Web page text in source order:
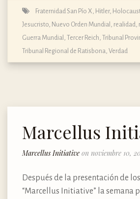
Fraternidad San Pío X, Hitler,
Jesucristo, Nuevo Orden Mundial , realidad,
Guerra Mundial , Tercer Reich, Tribunal
Tribunal Regional de Ratisbona, Verdad
Marcellus
Marcellus Initiative on noviembre 10,
Después de la presentación de
“Marcellus Initiative” la semana